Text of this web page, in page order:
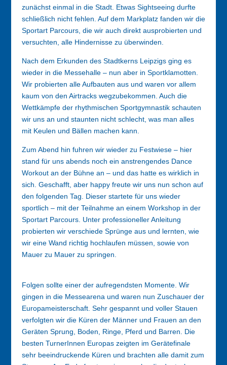
zunächst einmal in die Stadt. Etwas Sightseeing durfte
schließlich nicht fehlen. Auf dem Markplatz fanden wir die
Sportart Parcours, die wir auch direkt ausprobierten und
versuchten, alle Hindernisse zu überwinden.
Nach dem Erkunden des Stadtkerns Leipzigs ging es
wieder in die Messehalle – nun aber in Sportklamotten.
Wir probierten alle Aufbauten aus und waren vor allem
kaum von den Airtracks wegzubekommen. Auch die
Wettkämpfe der rhythmischen Sportgymnastik schauten
wir uns an und staunten nicht schlecht, was man alles
mit Keulen und Bällen machen kann.
Zum Abend hin fuhren wir wieder zu Festwiese – hier
stand für uns abends noch ein anstrengendes Dance
Workout an der Bühne an – und das hatte es wirklich in
sich. Geschafft, aber happy freute wir uns nun schon auf
den folgenden Tag. Dieser startete für uns wieder
sportlich – mit der Teilnahme an einem Workshop in der
Sportart Parcours. Unter professioneller Anleitung
probierten wir verschiede Sprünge aus und lernten, wie
wir eine Wand richtig hochlaufen müssen, sowie von
Mauer zu Mauer zu springen.
Folgen sollte einer der aufregendsten Momente. Wir
gingen in die Messearena und waren nun Zuschauer der
Europameisterschaft. Sehr gespannt und voller Stauen
verfolgten wir die Küren der Männer und Frauen an den
Geräten Sprung, Boden, Ringe, Pferd und Barren. Die
besten TurnerInnen Europas zeigten im Gerätefinale
sehr beeindruckende Küren und brachten alle damit zum